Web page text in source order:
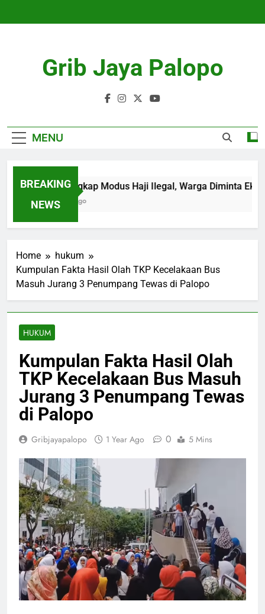
Grib Jaya Palopo
MENU
BREAKING
NEWS
Polisi Ungkap Modus Haji Ilegal, Warga Diminta
4 Months Ago
Home
hukum
Kumpulan Fakta Hasil Olah TKP Kecelakaan Bus
Masuh Jurang 3 Penumpang Tewas di Palopo
HUKUM
Kumpulan Fakta Hasil Olah
TKP Kecelakaan Bus Masuh
Jurang 3 Penumpang Tewas
di Palopo
Gribjayapalopo 1 Year Ago 0 5 Mins